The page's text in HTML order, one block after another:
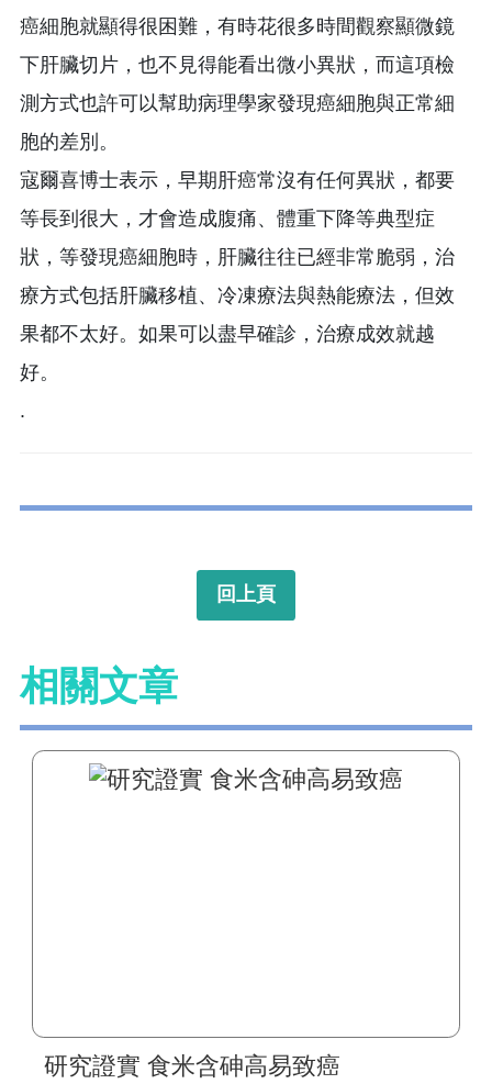
癌細胞就顯得很困難，有時花很多時間觀察顯微鏡
下肝臟切片，也不見得能看出微小異狀，而這項檢
測方式也許可以幫助病理學家發現癌細胞與正常細
胞的差別。
寇爾喜博士表示，早期肝癌常沒有任何異狀，都要
等長到很大，才會造成腹痛、體重下降等典型症
狀，等發現癌細胞時，肝臟往往已經非常脆弱，治
療方式包括肝臟移植、冷凍療法與熱能療法，但效
果都不太好。如果可以盡早確診，治療成效就越
好。
.
回上頁
相關文章
研究證實 食米含砷高易致癌